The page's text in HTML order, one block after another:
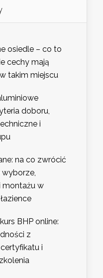
osiedle – co to
cechy mają
takim miejscu
doboru,
i
na co zwrócić
montażu w
BHP online:
z
i